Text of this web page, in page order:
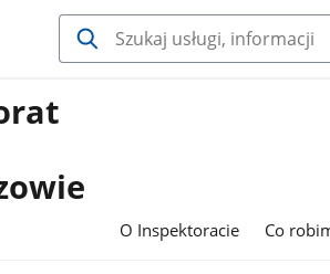
O Inspektoracie Co